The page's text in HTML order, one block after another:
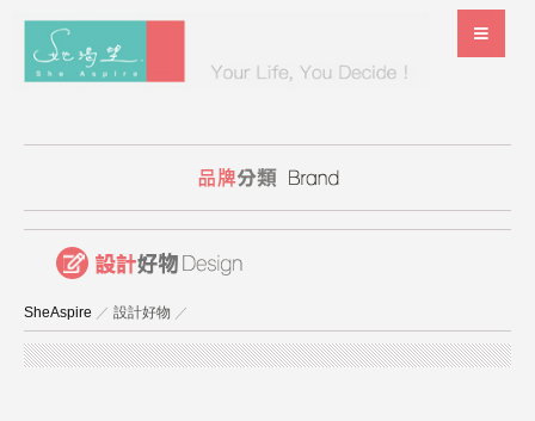
SheAspire ／ 設計好物 ／